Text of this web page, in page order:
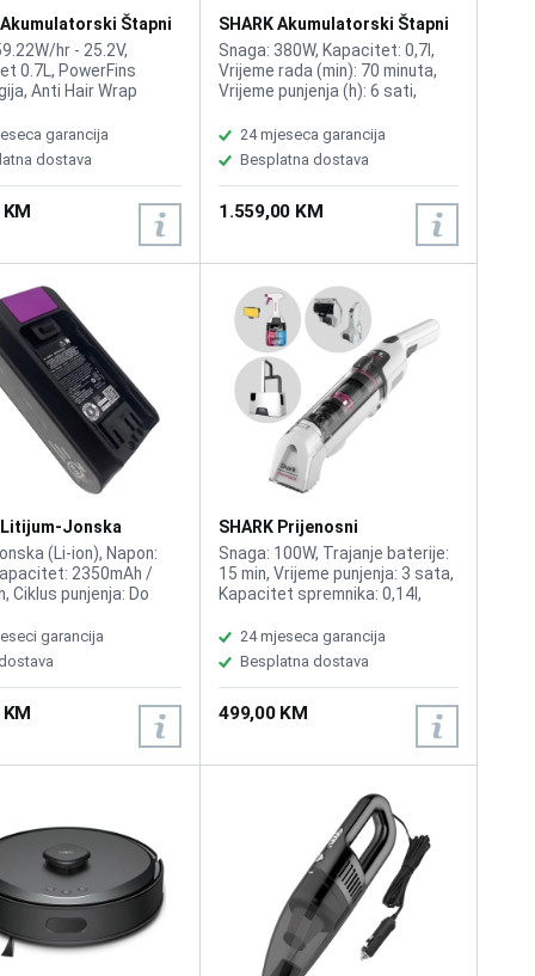
Akumulatorski Štapni
IZ300EUhr - 25.2V,
0.7L, PowerFins
Anti Hair Wrap
tehnologija,
rada 60min, Vrijeme
4h, Buka (dB) 80dB,
4kg
garancija
dostava
SHARK Akumulatorski Štapni
Usisivač PowerDetect Clean
& Empty IP3251EUT
Snaga: 380W, Kapacitet: 0,7l,
Vrijeme rada (min): 70 minuta,
Vrijeme punjenja (h): 6 sati,
DirectionDetect, DirtDetect,
EdgeDetect, FloorDetect,
Reverse Clean tehnologija, Anti-
Allergen Complete Seal
tehnologija, Shark PowerDetect
zapetljavanja
24 mjeseca garancija
Besplatna dostava
1.559,00 KM
Litijum-Jonska
XBTR625KDCEU
(Li-ion), Napon:
2350mAh /
Ciklus punjenja: Do
kapaciteta, Zaštita:
od prepunjavanja,
i pregrijavanja,
Patentirana
za balansiranje
garancija
SHARK Prijenosni
Odstranjivač Mrlja StainForce
HX100EUT
Snaga: 100W, Trajanje baterije:
15 min, Vrijeme punjenja: 3 sata,
Kapacitet spremnika: 0,14l,
Tehnologija dvostruke formule
koja se aktivira, Prozirni
spremnik za brzo pražnjenje,
Transportna košara,
Kompaktna i lagana
konstrukcija (1,3 kg), Funkcija
unutrašnjosti automobila i
tapeciranih površina
24 mjeseca garancija
Besplatna dostava
499,00 KM